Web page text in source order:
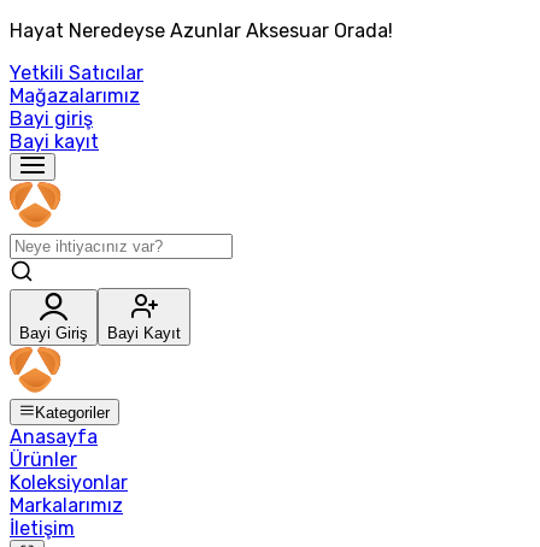
Hayat Neredeyse Azunlar Aksesuar Orada!
Yetkili Satıcılar
Mağazalarımız
Bayi giriş
Bayi kayıt
Bayi Giriş Bayi Kayıt
Kategoriler
Anasayfa
Ürünler
Koleksiyonlar
Markalarımız
İletişim